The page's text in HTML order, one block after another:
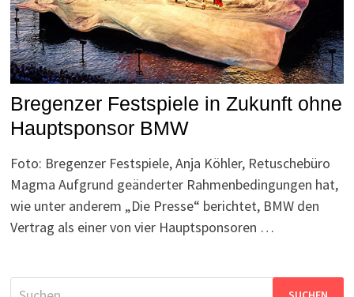
Bregenzer Festspiele in Zukunft ohne
Hauptsponsor BMW
Foto: Bregenzer Festspiele, Anja Köhler, Retuschebüro
Magma Aufgrund geänderter Rahmenbedingungen hat,
wie unter anderem „Die Presse“ berichtet, BMW den
Vertrag als einer von vier Hauptsponsoren …
Suchen